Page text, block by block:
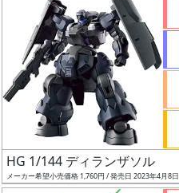
開
始
前
抽
選
中
HG 1/144 ディランザソル
メーカー希望小売価格 1,760円 / 発売日 2023年4月8日